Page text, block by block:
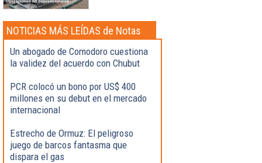
NOTICIAS MÁS LEÍDAS de Notas
Destacadas
Un abogado de Comodoro cuestiona
la validez del acuerdo con Chubut
PCR colocó un bono por US$ 400
millones en su debut en el mercado
internacional
Estrecho de Ormuz: El peligroso
juego de barcos fantasma que
dispara el gas